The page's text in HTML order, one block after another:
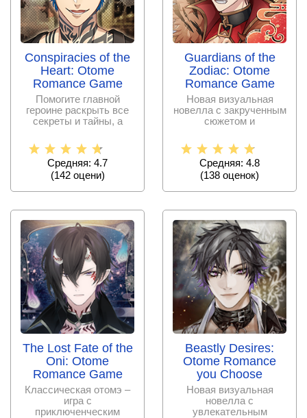
Conspiracies of the
Heart: Otome
Romance Game
Помогите главной
героине раскрыть все
секреты и тайны, а
Средняя: 4.7
(142оцени)
Guardians of the
Zodiac: Otome
Romance Game
Новая визуальная
новелла с закрученным
сюжетом и
персонажами.
Средняя: 4.8
(138 оценок)
The Lost Fate of the
Oni: Otome
Romance Game
Классическая отомэ –
игра с
приключенческим
Beastly Desires:
Otome Romance
you Choose
Новая визуальная
новелла с
увлекательным